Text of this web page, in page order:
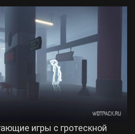
игры с гротескной